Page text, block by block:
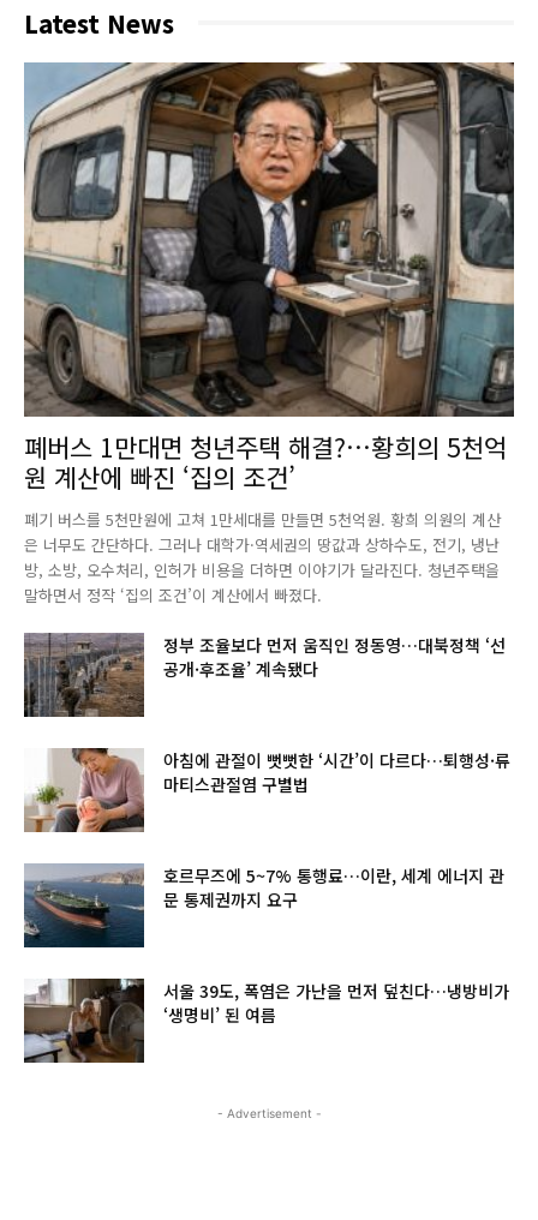
Latest News
폐버스 1만대면 청년주택 해결?…황희의 5천억
원 계산에 빠진 ‘집의 조건’
폐기 버스를 5천만원에 고쳐 1만세대를 만들면 5천억원. 황희 의원의 계산
은 너무도 간단하다. 그러나 대학가·역세권의 땅값과 상하수도, 전기, 냉난
방, 소방, 오수처리, 인허가 비용을 더하면 이야기가 달라진다. 청년주택을
말하면서 정작 ‘집의 조건’이 계산에서 빠졌다.
정부 조율보다 먼저 움직인 정동영…대북정책 ‘선
공개·후조율’ 계속됐다
아침에 관절이 뻣뻣한 ‘시간’이 다르다…퇴행성·류
마티스관절염 구별법
호르무즈에 5~7% 통행료…이란, 세계 에너지 관
문 통제권까지 요구
서울 39도, 폭염은 가난을 먼저 덮친다…냉방비가
‘생명비’ 된 여름
- Advertisement -